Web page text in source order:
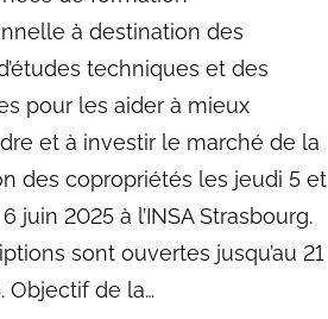
à destination des
techniques et des
pour les aider à mieux
et à investir le marché de la
des copropriétés les jeudi 5 et
juin 2025 à l’INSA Strasbourg.
sont ouvertes jusqu’au 21
Objectif de la…